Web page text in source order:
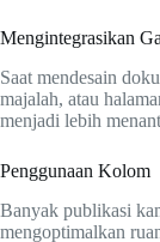
Mengintegrasikan
Saat mendesain
majalah, atau
menjadi lebih
Penggunaan Kolom
Banyak publikasi
mengoptimalkan